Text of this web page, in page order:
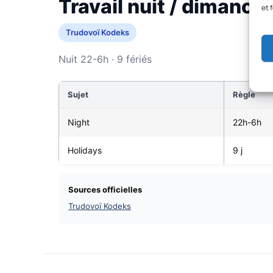
et
Travail nuit /
Trudovoï Kodeks
Nuit 22-6h · 9 fériés
Sujet Règle
Night 22h-6h
Holidays 9 j
Sources officielles
Trudovoï Kodeks